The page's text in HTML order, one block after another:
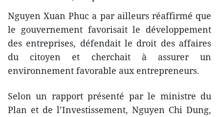
Nguyen Xuan Phuc a par ailleurs réaffirmé que
le gouvernement favorisait le développement
des entreprises, défendait le droit des affaires
du citoyen et cherchait à assurer un
environnement favorable aux entrepreneurs.
Selon un rapport présenté par le ministre du
Plan et de l’Investissement, Nguyen Chi Dung,